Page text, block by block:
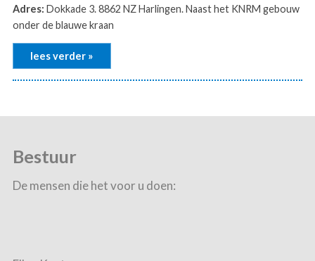
Adres: Dokkade 3. 8862 NZ Harlingen. Naast het KNRM gebouw
onder de blauwe kraan
lees verder »
Bestuur
De mensen die het voor u doen: